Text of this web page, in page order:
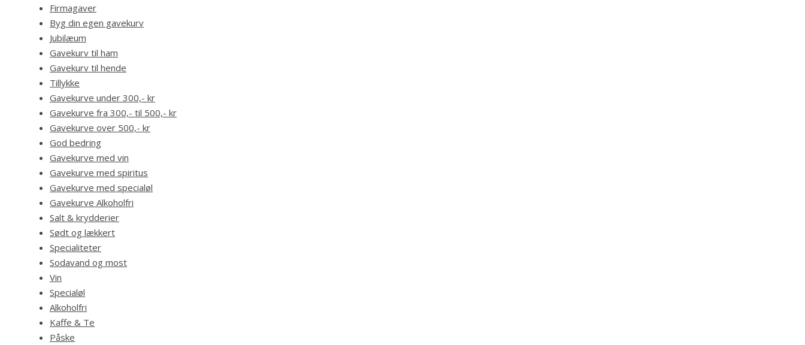
Firmagaver
Byg din egen gavekurv
Jubilæum
Gavekurv til ham
Gavekurv til hende
Tillykke
Gavekurve under 300,- kr
Gavekurve fra 300,- til 500,- kr
Gavekurve over 500,- kr
God bedring
Gavekurve med vin
Gavekurve med spiritus
Gavekurve med specialøl
Gavekurve Alkoholfri
Salt & krydderier
Sødt og lækkert
Specialiteter
Sodavand og most
Vin
Specialøl
Alkoholfri
Kaffe & Te
Påske